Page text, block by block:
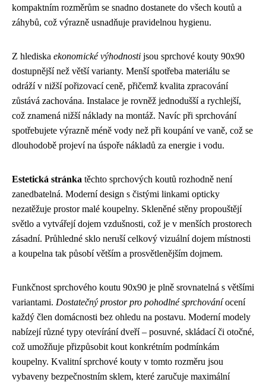
kompaktním rozměrům se snadno dostanete do všech koutů a
záhybů, což výrazně usnadňuje pravidelnou hygienu.
Z hlediska ekonomické výhodnosti jsou sprchové kouty 90x90
dostupnější než větší varianty. Menší spotřeba materiálu se
odráží v nižší pořizovací ceně, přičemž kvalita zpracování
zůstává zachována. Instalace je rovněž jednodušší a rychlejší,
což znamená nižší náklady na montáž. Navíc při sprchování
spotřebujete výrazně méně vody než při koupání ve vaně, což se
dlouhodobě projeví na úspoře nákladů za energie i vodu.
Estetická stránka těchto sprchových koutů rozhodně není
zanedbatelná. Moderní design s čistými linkami opticky
nezatěžuje prostor malé koupelny. Skleněné stěny propouštějí
světlo a vytvářejí dojem vzdušnosti, což je v menších prostorech
zásadní. Průhledné sklo neruší celkový vizuální dojem místnosti
a koupelna tak působí větším a prosvětlenějším dojmem.
Funkčnost sprchového koutu 90x90 je plně srovnatelná s většími
variantami. Dostatečný prostor pro pohodlné sprchováníocení
každý člen domácnosti bez ohledu na postavu. Moderní modely
nabízejí různé typy otevírání dveří – posuvné, skládací či otočné,
což umožňuje přizpůsobit kout konkrétním podmínkám
koupelny. Kvalitní sprchové kouty v tomto rozměru jsou
vybaveny bezpečnostním sklem, které zaručuje maximální